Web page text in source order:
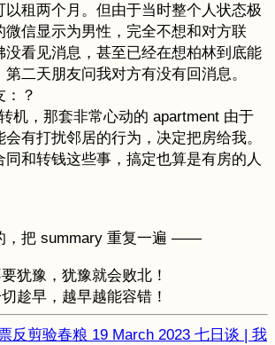
以租两个月。但由于当时整个人状态极
微信显示为男性，完全不想和对方联
没看见消息，甚至已经在想柏林到底能
二天朋友问我对方有没有回消息。
？
机，那套非常心动的 apartment 由于
有打扰邻居的行为，决定把房给我。
和转钱这些事，搞定也算是有房的人
，把 summary 重复一遍 ——
犹豫，犹豫就会败北！
趁早，越早越能容错！
反剪验春粮 19 March 2023 七日谈 | 我